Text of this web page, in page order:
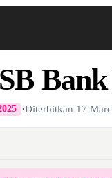
·Diterbitkan 17